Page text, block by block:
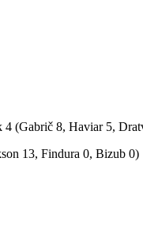
(Gabrič 8, Haviar 5,
13, Findura 0, Bizub 0)